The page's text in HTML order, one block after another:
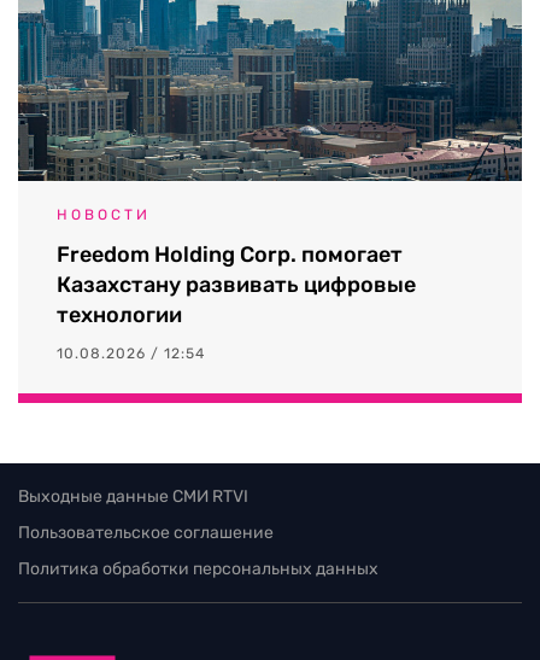
НОВОСТИ
Freedom Holding Corp. помогает
Казахстану развивать цифровые
технологии
10.08.2026 / 12:54
Выходные данные СМИ RTVI
Пользовательское соглашение
Политика обработки персональных данных